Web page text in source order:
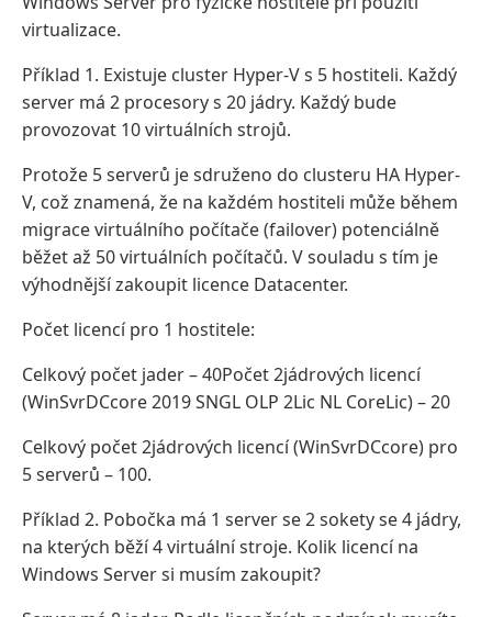
virtualizace.
Příklad 1. Existuje cluster Hyper-V s 5 hostiteli. Každý
server má 2 procesory s 20 jádry. Každý bude
provozovat 10 virtuálních strojů.
Protože 5 serverů je sdruženo do clusteru HA Hyper-
V, což znamená, že na každém hostiteli může během
migrace virtuálního počítače (failover) potenciálně
běžet až 50 virtuálních počítačů. V souladu s tím je
výhodnější zakoupit licence Datacenter.
Počet licencí pro 1 hostitele:
Celkový počet jader – 40Počet 2jádrových licencí
(WinSvrDCcore 2019 SNGL OLP 2Lic NL CoreLic) – 20
Celkový počet 2jádrových licencí (WinSvrDCcore) pro
5 serverů – 100.
Příklad 2. Pobočka má 1 server se 2 sokety se 4 jádry,
na kterých běží 4 virtuální stroje. Kolik licencí na
Windows Server si musím zakoupit?